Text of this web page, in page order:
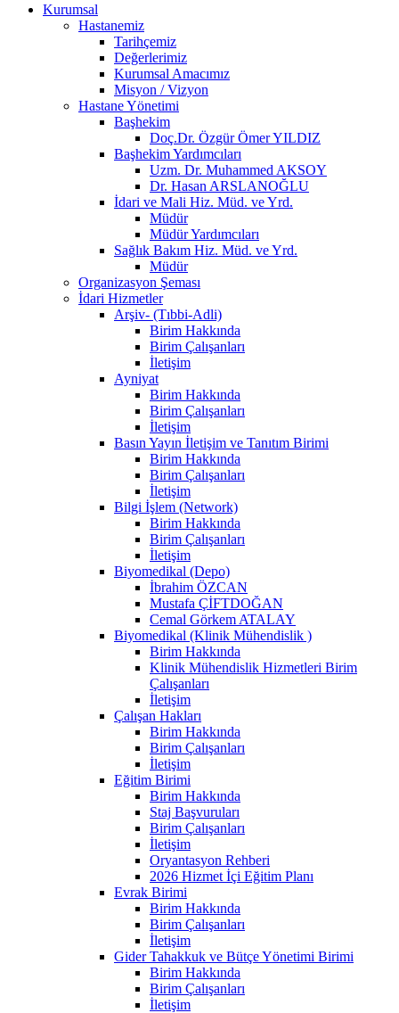
Kurumsal
Hastanemiz
Tarihçemiz
Değerlerimiz
Kurumsal Amacımız
Misyon / Vizyon
Hastane Yönetimi
Başhekim
Doç.Dr. Özgür Ömer YILDIZ
Başhekim Yardımcıları
Uzm. Dr. Muhammed AKSOY
Dr. Hasan ARSLANOĞLU
İdari ve Mali Hiz. Müd. ve Yrd.
Müdür
Müdür Yardımcıları
Sağlık Bakım Hiz. Müd. ve Yrd.
Müdür
Organizasyon Şeması
İdari Hizmetler
Arşiv- (Tıbbi-Adli)
Birim Hakkında
Birim Çalışanları
İletişim
Ayniyat
Birim Hakkında
Birim Çalışanları
İletişim
Basın Yayın İletişim ve Tanıtım Birimi
Birim Hakkında
Birim Çalışanları
İletişim
Bilgi İşlem (Network)
Birim Hakkında
Birim Çalışanları
İletişim
Biyomedikal (Depo)
İbrahim ÖZCAN
Mustafa ÇİFTDOĞAN
Cemal Görkem ATALAY
Biyomedikal (Klinik Mühendislik )
Birim Hakkında
Klinik Mühendislik Hizmetleri Birim
Çalışanları
İletişim
Çalışan Hakları
Birim Hakkında
Birim Çalışanları
İletişim
Eğitim Birimi
Birim Hakkında
Staj Başvuruları
Birim Çalışanları
İletişim
Oryantasyon Rehberi
2026 Hizmet İçi Eğitim Planı
Evrak Birimi
Birim Hakkında
Birim Çalışanları
İletişim
Gider Tahakkuk ve Bütçe Yönetimi Birimi
Birim Hakkında
Birim Çalışanları
İletişim